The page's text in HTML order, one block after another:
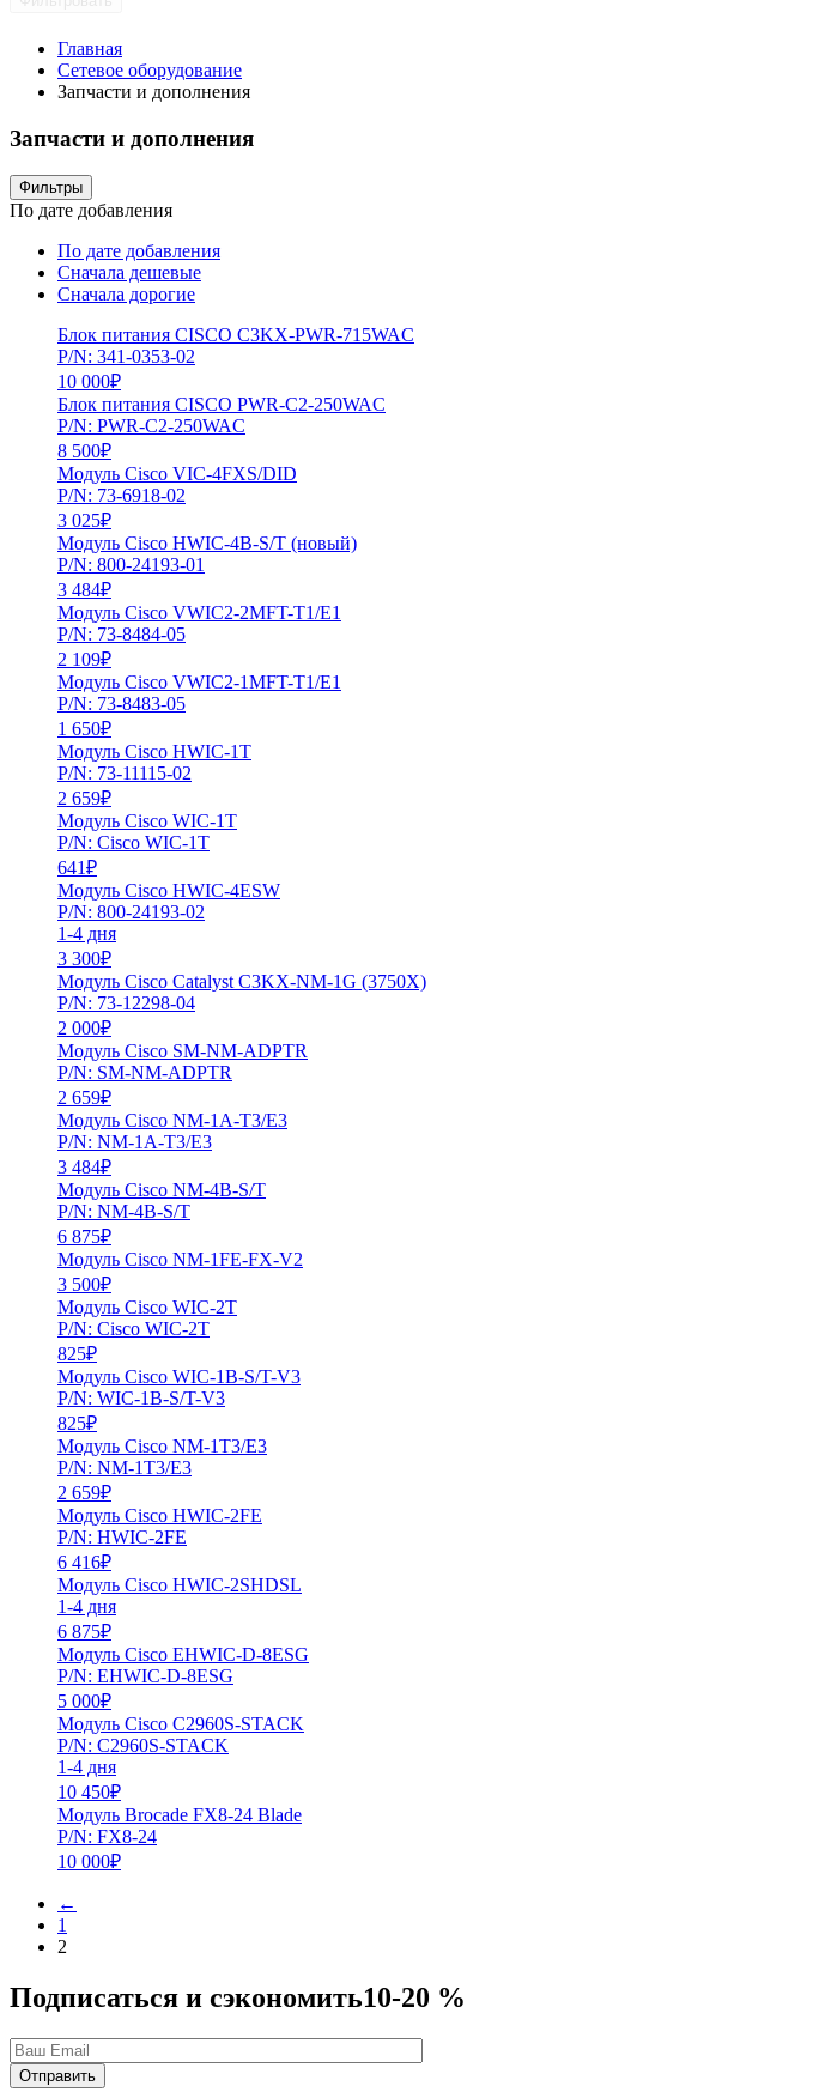
Главная
Сетевое оборудование
Запчасти и дополнения
Запчасти и дополнения
Фильтры
По дате добавления
По дате добавления
Сначала дешевые
Сначала дорогие
Блок питания CISCO C3KX-PWR-715WAC
P/N: 341-0353-02
10 000₽
Блок питания CISCO PWR-C2-250WAC
P/N: PWR-C2-250WAC
8 500₽
Модуль Cisco VIC-4FXS/DID
P/N: 73-6918-02
3 025₽
Модуль Cisco HWIC-4B-S/T (новый)
P/N: 800-24193-01
3 484₽
Модуль Cisco VWIC2-2MFT-T1/E1
P/N: 73-8484-05
2 109₽
Модуль Cisco VWIC2-1MFT-T1/E1
P/N: 73-8483-05
1 650₽
Модуль Cisco HWIC-1T
P/N: 73-11115-02
2 659₽
Модуль Cisco WIC-1T
P/N: Cisco WIC-1T
641₽
Модуль Cisco HWIC-4ESW
P/N: 800-24193-02
1-4 дня
3 300₽
Модуль Cisco Catalyst C3KX-NM-1G (3750X)
P/N: 73-12298-04
2 000₽
Модуль Cisco SM-NM-ADPTR
P/N: SM-NM-ADPTR
2 659₽
Модуль Cisco NM-1A-T3/E3
P/N: NM-1A-T3/E3
3 484₽
Модуль Cisco NM-4B-S/T
P/N: NM-4B-S/T
6 875₽
Модуль Cisco NM-1FE-FX-V2
3 500₽
Модуль Cisco WIC-2T
P/N: Cisco WIC-2T
825₽
Модуль Cisco WIC-1B-S/T-V3
P/N: WIC-1B-S/T-V3
825₽
Модуль Cisco NM-1T3/E3
P/N: NM-1T3/E3
2 659₽
Модуль Cisco HWIC-2FE
P/N: HWIC-2FE
6 416₽
Модуль Cisco HWIC-2SHDSL
1-4 дня
6 875₽
Модуль Cisco EHWIC-D-8ESG
P/N: EHWIC-D-8ESG
5 000₽
Модуль Cisco C2960S-STACK
P/N: C2960S-STACK
1-4 дня
10 450₽
Модуль Brocade FX8-24 Blade
P/N: FX8-24
10 000₽
←
1
2
Подписаться и сэкономить10-20 %